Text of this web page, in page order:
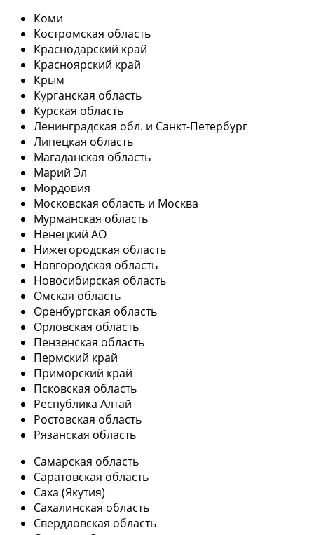
Коми
Костромская область
Краснодарский край
Красноярский край
Крым
Курганская область
Курская область
Ленинградская обл. и Санкт-Петербург
Липецкая область
Магаданская область
Марий Эл
Мордовия
Московская область и Москва
Мурманская область
Ненецкий АО
Нижегородская область
Новгородская область
Новосибирская область
Омская область
Оренбургская область
Орловская область
Пензенская область
Пермский край
Приморский край
Псковская область
Республика Алтай
Ростовская область
Рязанская область
Самарская область
Саратовская область
Саха (Якутия)
Сахалинская область
Свердловская область